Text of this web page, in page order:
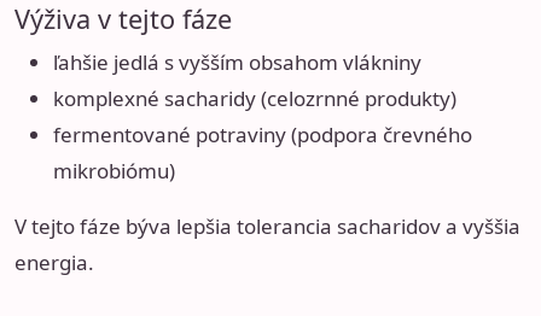
Výživa v tejto fáze
ľahšie jedlá s vyšším obsahom vlákniny
komplexné sacharidy (celozrnné produkty)
fermentované potraviny (podpora črevného
mikrobiómu)
V tejto fáze býva lepšia tolerancia sacharidov a vyššia
energia.